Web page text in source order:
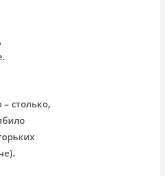
столько,